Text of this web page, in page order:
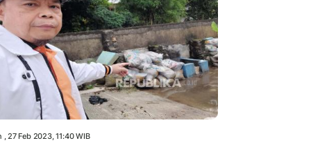
, 27 Feb 2023, 11:40 WIB